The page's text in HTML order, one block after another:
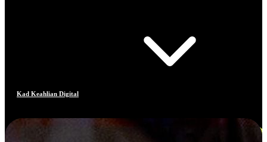
Kad Keahlian Digital